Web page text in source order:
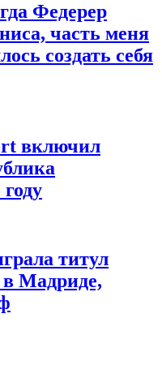
Федерер
часть меня
создать себя
включил
титул
в Мадриде,